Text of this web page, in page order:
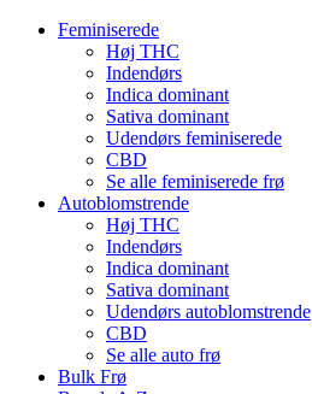
Feminiserede
Høj THC
Indendørs
Indica dominant
Sativa dominant
Udendørs feminiserede
CBD
Se alle feminiserede frø
Autoblomstrende
Høj THC
Indendørs
Indica dominant
Sativa dominant
Udendørs autoblomstrende
CBD
Se alle auto frø
Bulk Frø